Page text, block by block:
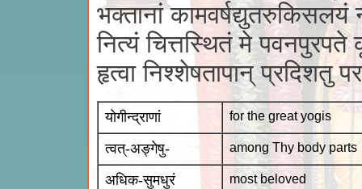
भक्तानां
नित्यं चित्तस्थितं मे पवनपुरपते
हृत्वा निश्शेषतापान् प्रदिशतु
योगीन्द्राणां for the great yogis
त्वत्-अङ्गेषु- among Thy body parts
अधिक-सुमधुरं most beloved